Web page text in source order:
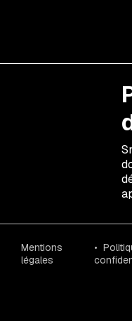
Mentions
légales